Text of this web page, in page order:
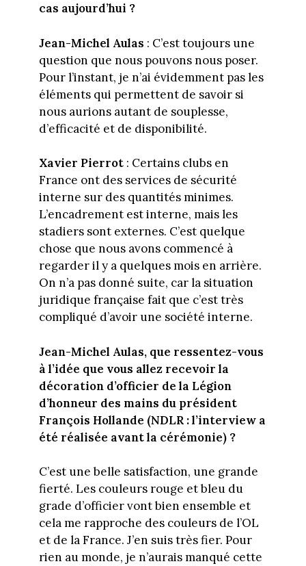
cas aujourd’hui ?
Jean-Michel Aulas : C’est toujours une
question que nous pouvons nous poser.
Pour l’instant, je n’ai évidemment pas les
éléments qui permettent de savoir si
nous aurions autant de souplesse,
d’efficacité et de disponibilité.
Xavier Pierrot : Certains clubs en
France ont des services de sécurité
interne sur des quantités minimes.
L’encadrement est interne, mais les
stadiers sont externes. C’est quelque
chose que nous avons commencé à
regarder il y a quelques mois en arrière.
On n’a pas donné suite, car la situation
juridique française fait que c’est très
compliqué d’avoir une société interne.
Jean-Michel Aulas, que ressentez-vous
à l’idée que vous allez recevoir la
décoration d’officier de la Légion
d’honneur des mains du président
François Hollande (NDLR : l’interview a
été réalisée avant la cérémonie) ?
C’est une belle satisfaction, une grande
fierté. Les couleurs rouge et bleu du
grade d’officier vont bien ensemble et
cela me rapproche des couleurs de l’OL
et de la France. J’en suis très fier. Pour
rien au monde, je n’aurais manqué cette